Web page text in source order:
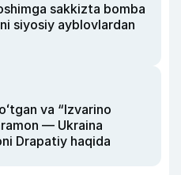
sakkizta bomba
siyosiy ayblovlardan
va “Izvarino
— Ukraina
Drapatiy haqida